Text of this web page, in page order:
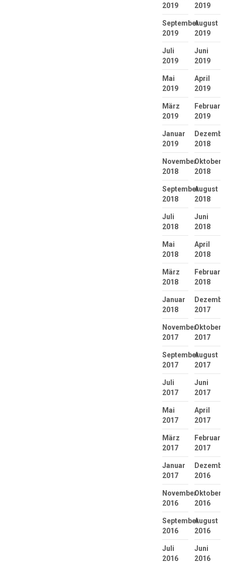
2019
2019
September
2019
August
2019
Juli
2019
Juni
2019
Mai
2019
April
2019
März
2019
Februar
2019
Januar
2019
2018
November
2018
Oktober
2018
September
2018
August
2018
Juli
2018
Juni
2018
Mai
2018
April
2018
März
2018
Februar
2018
Januar
2018
2017
November
2017
Oktober
2017
September
2017
August
2017
Juli
2017
Juni
2017
Mai
2017
April
2017
März
2017
Februar
2017
Januar
2017
2016
November
2016
Oktober
2016
September
2016
August
2016
Juli
2016
Juni
2016